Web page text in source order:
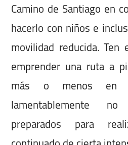
Camino de Santiago en
hacerlo con niños e
movilidad reducida.
emprender una ruta a
más o menos en
lamentablemente
preparados para